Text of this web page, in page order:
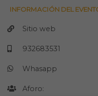
INFORMACIÓN DEL
Sitio web
932683531
Whasapp
Aforo: